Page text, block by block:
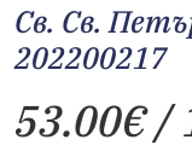
Св. Св.
202200217
53.00€/